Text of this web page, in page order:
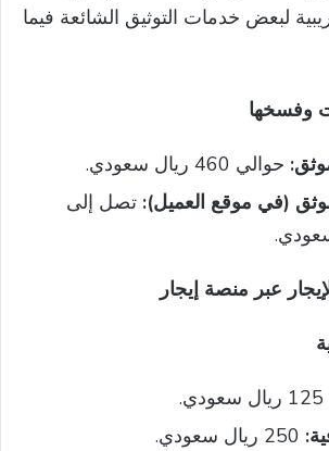
لبعض خدمات التوثيق الشائعة فيما
وفسخها
حوالي 460 ريال سعودي.
(في موقع العميل): تصل إلى
عبر منصة إيجار